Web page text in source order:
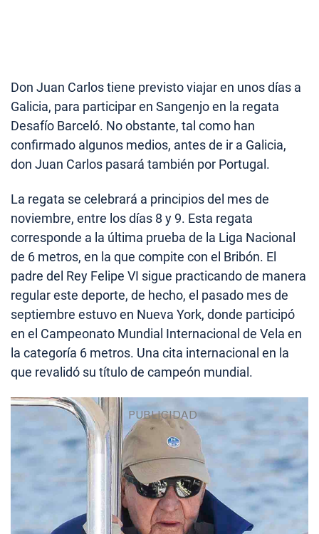
Don Juan Carlos tiene previsto viajar en unos días a
Galicia, para participar en Sangenjo en la regata
Desafío Barceló. No obstante, tal como han
confirmado algunos medios, antes de ir a Galicia,
don Juan Carlos pasará también por Portugal.
La regata se celebrará a principios del mes de
noviembre, entre los días 8 y 9. Esta regata
corresponde a la última prueba de la Liga Nacional
de 6 metros, en la que compite con el Bribón. El
padre del Rey Felipe VI sigue practicando de manera
regular este deporte, de hecho, el pasado mes de
septiembre estuvo en Nueva York, donde participó
en el Campeonato Mundial Internacional de Vela en
la categoría 6 metros. Una cita internacional en la
que revalidó su título de campeón mundial.